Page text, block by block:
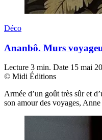
Déco
Ananbô. Murs
Lecture 3 min. Date 15 mai
© Midi Éditions
Armée d’un goût très sûr et
son amour des voyages,